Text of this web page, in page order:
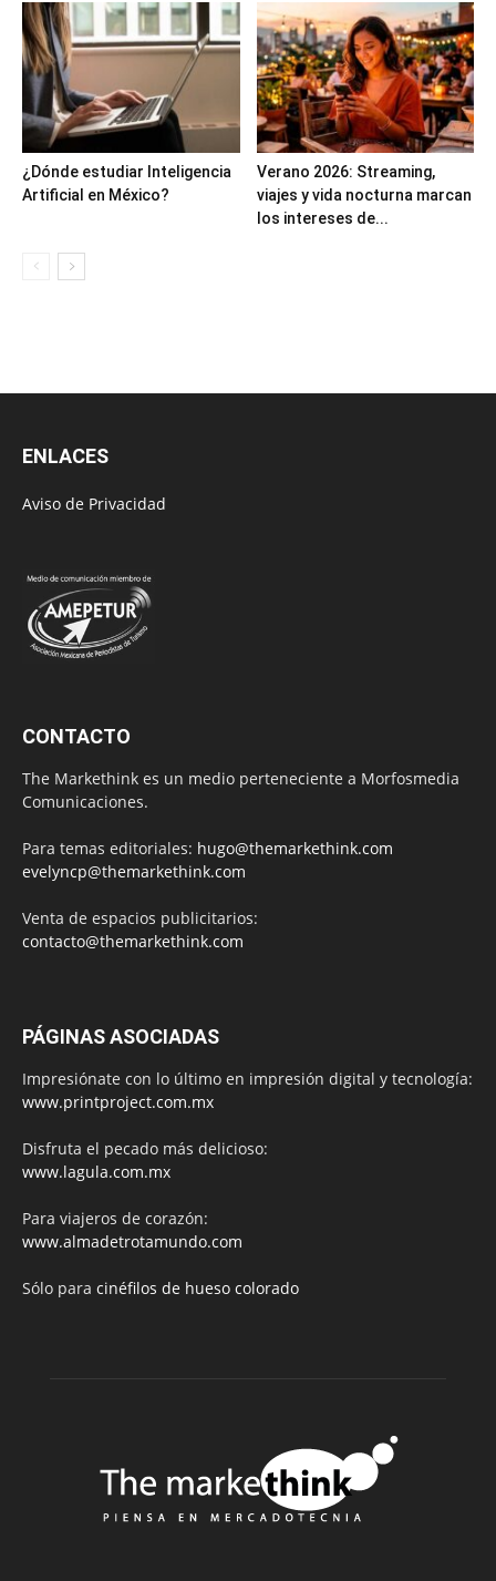
¿Dónde estudiar Inteligencia
Artificial en México?
Verano 2026: Streaming,
viajes y vida nocturna marcan
los intereses de...
ENLACES
Aviso de Privacidad
CONTACTO
The Markethink es un medio perteneciente a Morfosmedia
Comunicaciones.
Para temas editoriales: hugo@themarkethink.com
evelyncp@themarkethink.com
Venta de espacios publicitarios:
contacto@themarkethink.com
PÁGINAS ASOCIADAS
Impresiónate con lo último en impresión digital y tecnología:
www.printproject.com.mx
Disfruta el pecado más delicioso:
www.lagula.com.mx
Para viajeros de corazón:
www.almadetrotamundo.com
Sólo para cinéfilos de hueso colorado